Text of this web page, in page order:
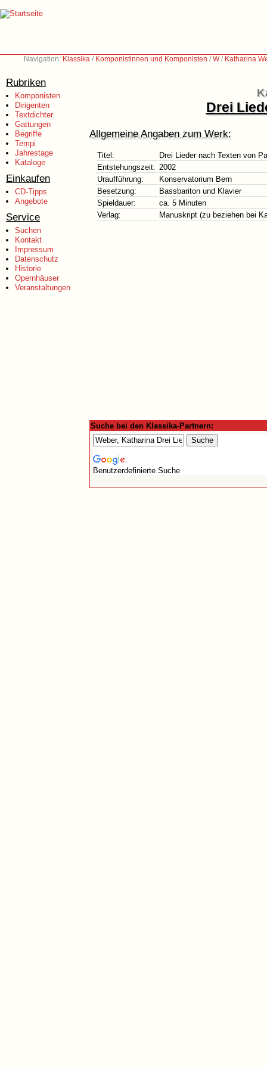
Navigation: Klassika / Komponistinnen und Komponisten /W/ Katharina
Rubriken
Komponisten
Dirigenten
Textdichter
Gattungen
Begriffe
Tempi
Jahrestage
Kataloge
Einkaufen
CD-Tipps
Angebote
Service
Suchen
Kontakt
Impressum
Datenschutz
Historie
Opernhäuser
Veranstaltungen
Drei
Allgemeine Angaben zum Werk:
Titel:
Drei Lieder nach Texten von
Entstehungszeit: 2002
Uraufführung:
Konservatorium Bern
Besetzung:
Bassbariton und Klavier
Spieldauer:
ca. 5 Minuten
Verlag:
Manuskript (zu beziehen bei
Suche bei den Klassika-Partnern:
Benutzerdefinierte Suche